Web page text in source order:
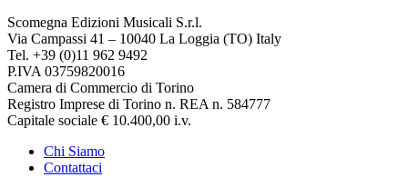
Scomegna Edizioni Musicali S.r.l.
Via Campassi 41 – 10040 La Loggia (TO) Italy
Tel. +39 (0)11 962 9492
P.IVA 03759820016
Camera di Commercio di Torino
Registro Imprese di Torino n. REA n. 584777
Capitale sociale € 10.400,00 i.v.
Chi Siamo
Contattaci